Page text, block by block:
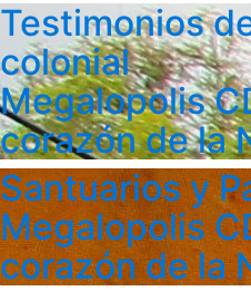
Testimonios
colonial
Megalopolis
corazón de la
Santuarios y
Megalopolis
corazón de la